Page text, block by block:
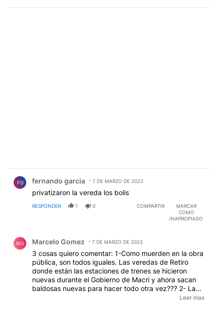
FG fernando garcia 7 DE MARZO DE 2023
privatizaron la vereda los bolis
RESPONDER 1 0 COMPARTIR
MARCAR
COMO
INAPROPIADO
MG Marcelo Gomez 7 DE MARZO DE 2023
3 cosas quiero comentar: 1-Como muerden en la obra
pública, son todos iguales. Las veredas de Retiro
donde están las estaciones de trenes se hicieron
nuevas durante el Gobierno de Macri y ahora sacan
baldosas nuevas para hacer todo otra vez??? 2- La
venta en las veredas está prohibida y me pareceLeer mas